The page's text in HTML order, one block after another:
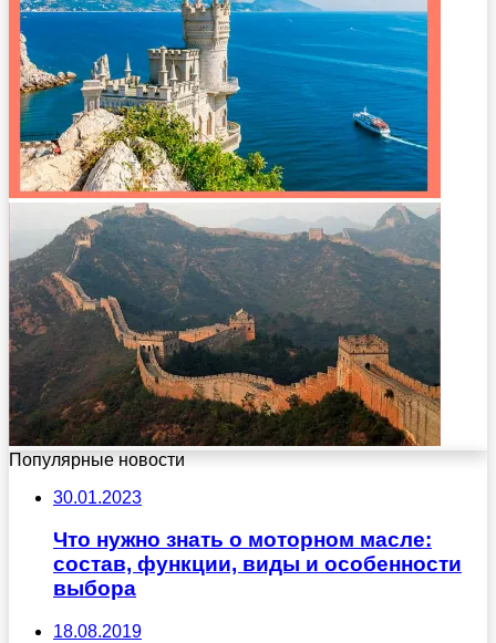
Популярные новости
30.01.2023
Что нужно знать о моторном масле:
состав, функции, виды и особенности
выбора
18.08.2019